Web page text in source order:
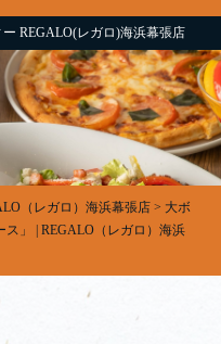
REGALO(レガロ)海浜幕張店
（レガロ）海浜幕張店 > 大ボ
」 | REGALO（レガロ）海浜